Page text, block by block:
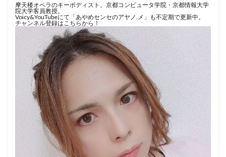
摩天楼オペラのキーボディスト。京都コンピュータ学院・京都情報大学
院大学客員教授。
Voicy&YouTubeにて「あやめセンセのアヤノ.メ」も不定期で更新中。
チャンネル登録はこちらから！